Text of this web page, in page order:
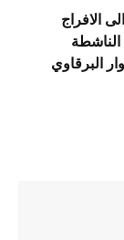
الافراج
البرقاوي